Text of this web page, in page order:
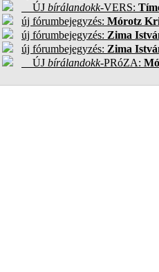
ÚJ bírálandokk-VERS:
új fórumbejegyzés: Mórotz
új fórumbejegyzés: Zima
új fórumbejegyzés: Zima
ÚJ bírálandokk-PRóZA: